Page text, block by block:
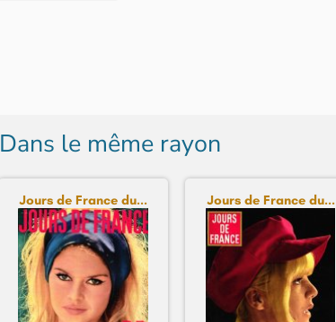
Dans le même rayon
Jours de France du... Jours de France du...